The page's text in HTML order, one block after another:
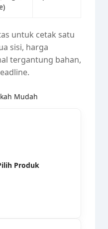
untuk cetak satu
sisi, harga
tergantung bahan,
Mudah
Produk